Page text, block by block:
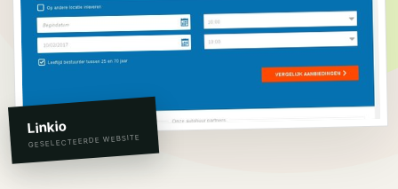
Linkio
GESELECTEERDE WEBSITE